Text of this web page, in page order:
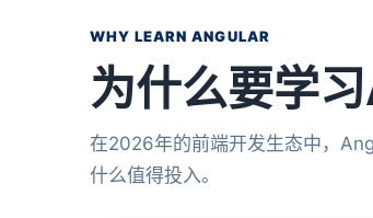
WHY LEARN ANGULAR
为什么要学
在2026年的前端开发生态中，
什么值得投入。